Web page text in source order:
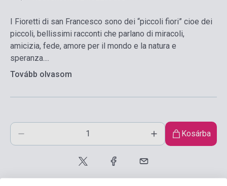
I Fioretti di san Francesco sono dei “piccoli fiori” cioe dei
piccoli, bellissimi racconti che parlano di miracoli,
amicizia, fede, amore per il mondo e la natura e
speranza....
Tovább olvasom
Kosárba